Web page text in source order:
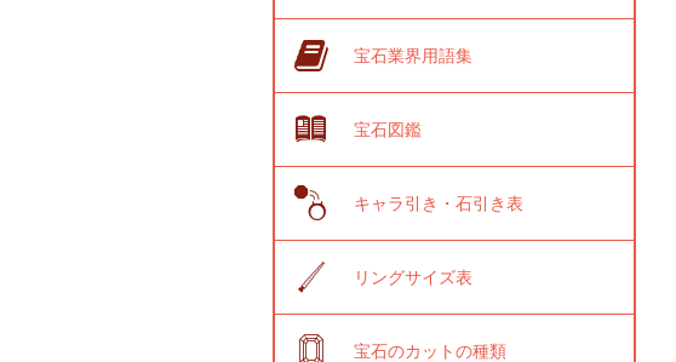
宝石業界用語集
宝石図鑑
キャラ引き・石引き表
リングサイズ表
宝石のカットの種類